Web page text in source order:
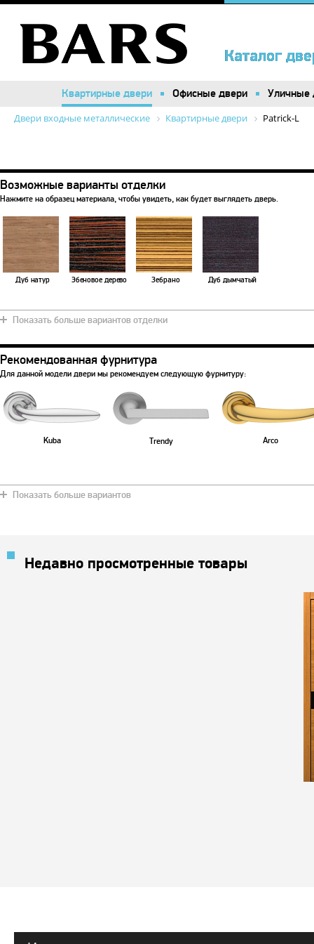
Каталог
Каталог
Квартирные двери Офисные двери Уличные
Квартирные двери Офисные двери Уличные
Двери входные металлические Квартирные двери Patrick-L
Возможные варианты отделки
Нажмите на образец материала, чтобы увидеть, как будет выглядеть дверь.
Дуб натур Эбеновое дерево Зебрано Дуб дымчатый
Показать больше вариантов отделки
Рекомендованная фурнитура
Для данной модели двери мы рекомендуем следующую фурнитуру:
Kuba Trendy Arco
Показать больше вариантов
Недавно просмотренные товары